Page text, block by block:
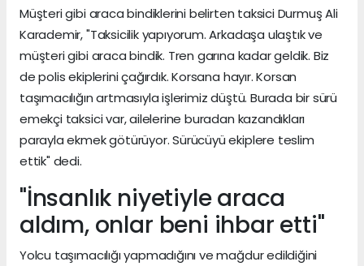
Müşteri gibi araca bindiklerini belirten taksici Durmuş Ali
Karademir, "Taksicilik yapıyorum. Arkadaşa ulaştık ve
müşteri gibi araca bindik. Tren garına kadar geldik. Biz
de polis ekiplerini çağırdık. Korsana hayır. Korsan
taşımacılığın artmasıyla işlerimiz düştü. Burada bir sürü
emekçi taksici var, ailelerine buradan kazandıkları
parayla ekmek götürüyor. Sürücüyü ekiplere teslim
ettik" dedi.
"İnsanlık niyetiyle araca
aldım, onlar beni ihbar etti"
Yolcu taşımacılığı yapmadığını ve mağdur edildiğini